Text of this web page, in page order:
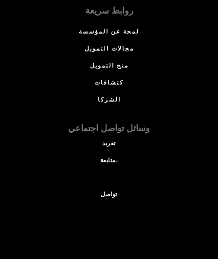
روابط سريعة
لمحة عن المؤسسة
مجالات التمويل
منح التمويل
كتشافات
الشركا
وسائل تواصل اجتماعي
تغريد
متابعة،
تواصل